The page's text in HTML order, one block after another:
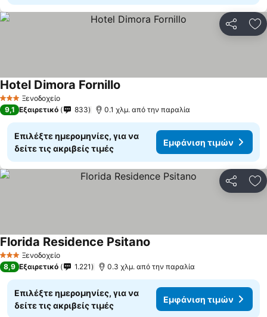
3 ΑστέριαΞενοδοχείο
Hotel Dimora Fornillo
9,1 Εξαιρετικό 833 0.1 χλμ. από την παραλία
Επιλέξτε ημερομηνίες, για να
δείτε τις ακριβείς τιμές
Εμφάνιση τιμών
3 ΑστέριαΞενοδοχείο
Florida Residence Psitano
8,9 Εξαιρετικό 1.221 0.3 χλμ. από την παραλία
Επιλέξτε ημερομηνίες, για να
δείτε τις ακριβείς τιμές
Εμφάνιση τιμών